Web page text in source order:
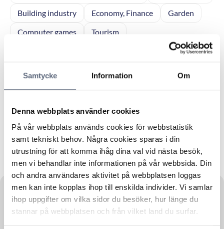
Samtycke Information Om
Denna webbplats använder cookies
På vår webbplats används cookies för webbstatistik
samt tekniskt behov. Några cookies sparas i din
utrustning för att komma ihåg dina val vid nästa besök,
men vi behandlar inte informationen på vår webbsida. Din
och andra användares aktivitet på webbplatsen loggas
men kan inte kopplas ihop till enskilda individer. Vi samlar
ihop uppgifter om vilka sidor du besöker, hur länge du
stannar på webbplatsen och från vilket land du surfar.
Building industry
Economy, Finance
Garden
Computer games
Tourism
Home electronics
Municipal services
Sales
Elderly care
Real Estate, facilities management
Reports
Network products
Vacation
Forest Management
Consumer affairs
Legal affairs
Agriculture